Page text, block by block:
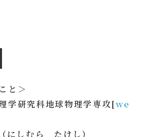
と＞
学研究科地球物理学専攻[we
にしむら たけし）